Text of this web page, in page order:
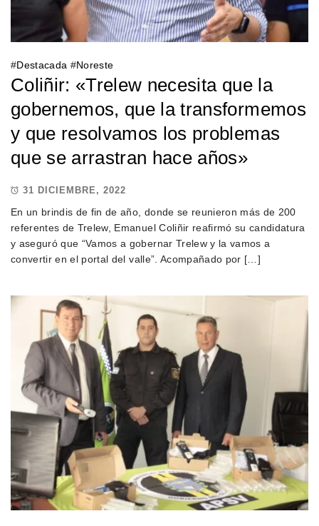
#Destacada #Noreste
Coliñir: «Trelew necesita que la
gobernemos, que la transformemos
y que resolvamos los problemas
que se arrastran hace años»
31 DICIEMBRE, 2022
En un brindis de fin de año, donde se reunieron más de 200
referentes de Trelew, Emanuel Coliñir reafirmó su candidatura
y aseguró que “Vamos a gobernar Trelew y la vamos a
convertir en el portal del valle”. Acompañado por […]